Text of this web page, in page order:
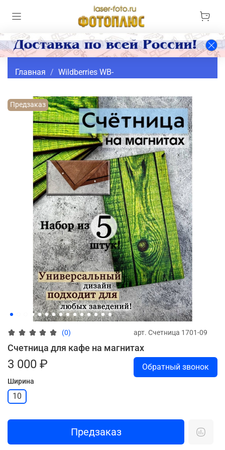
Главная Wildberries WB-
Предзаказ
(0) арт. Счетница 1701-09
Счетница для кафе на магнитах
3 000 ₽
Ширина
10
Обратный звонок
Предзаказ